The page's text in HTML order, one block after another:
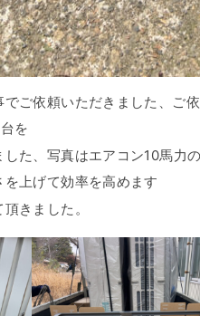
ご依頼いただきました、ご依
を
た、写真はエアコン10馬力の
上げて効率を高めます
きました。